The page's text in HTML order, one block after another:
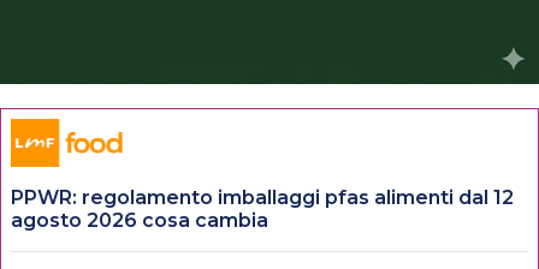
PPWR: regolamento imballaggi pfas alimenti dal 12
agosto 2026 cosa cambia